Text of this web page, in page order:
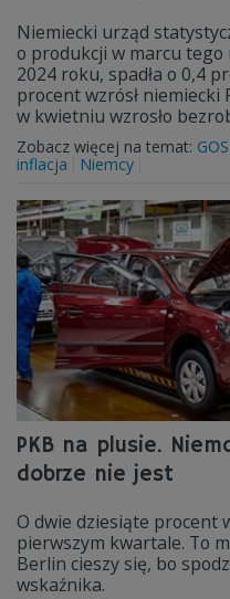
Niemiecki urząd
o produkcji w marcu
2024 roku, spadła o 0,4
procent wzrósł niemiecki
w kwietniu wzrosło
Zobacz więcej na temat:
inflacja
Niemcy
PKB na plusie.
dobrze nie jest
O dwie dziesiąte procent
pierwszym kwartale. To
Berlin cieszy się, bo
wskaźnika.